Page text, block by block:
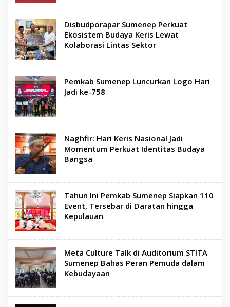
Disbudporapar Sumenep Perkuat
Ekosistem Budaya Keris Lewat
Kolaborasi Lintas Sektor
Pemkab Sumenep Luncurkan Logo Hari
Jadi ke-758
Naghfir: Hari Keris Nasional Jadi
Momentum Perkuat Identitas Budaya
Bangsa
Tahun Ini Pemkab Sumenep Siapkan 110
Event, Tersebar di Daratan hingga
Kepulauan
Meta Culture Talk di Auditorium STITA
Sumenep Bahas Peran Pemuda dalam
Kebudayaan